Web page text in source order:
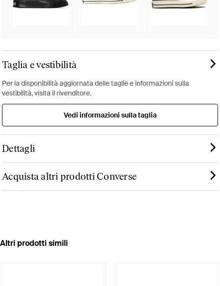
Taglia e vestibilità
Per la disponibilità aggiornata delle taglie e informazioni sulla
vestibilità, visita il rivenditore.
Vedi informazioni sulla taglia
Dettagli
Acquista altri prodotti Converse
Altri prodotti simili